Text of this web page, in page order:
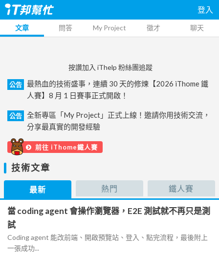
登入
文章 問答 My Project 徵才 聊天
按讚加入 iThelp 粉絲團追蹤
公告
最熱血的技術盛事，連續 30 天的修煉【2026 iThome 鐵
人賽】8 月 1 日賽事正式開啟！
公告
全新專區「My Project」正式上線！邀請你用技術交流，
分享最真實的開發經驗
前往 iThome鐵人賽
技術文章
最新 熱門 鐵人賽
當 coding agent 會操作瀏覽器，E2E 測試就不再只是測
試
Coding agent 能改前端、開啟預覽站、登入、點完流程，最後附上
一張成功...